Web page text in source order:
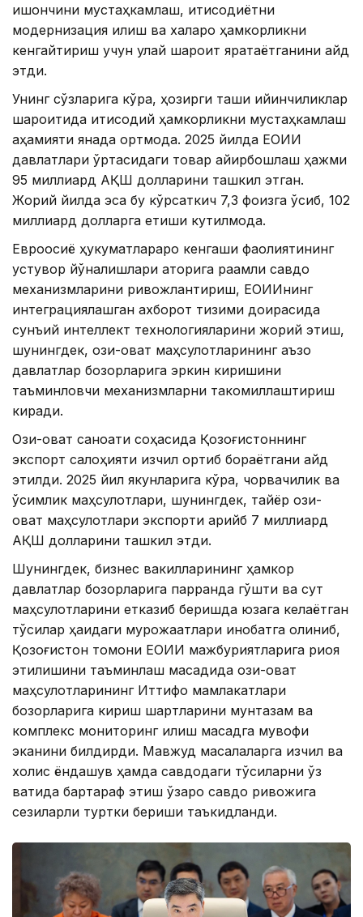
ишончини мустаҳкамлаш, иқтисодиётни
модернизация қилиш ва халқаро ҳамкорликни
кенгайтириш учун қулай шароит яратаётганини қайд
этди.
Унинг сўзларига кўра, ҳозирги ташқи қийинчиликлар
шароитида иқтисодий ҳамкорликни мустаҳкамлаш
аҳамияти янада ортмоқда. 2025 йилда ЕОИИ
давлатлари ўртасидаги товар айирбошлаш ҳажми
95 миллиард АҚШ долларини ташкил этган.
Жорий йилда эса бу кўрсаткич 7,3 фоизга ўсиб, 102
миллиард долларга етиши кутилмоқда.
Евроосиё ҳукуматлараро кенгаши фаолиятининг
устувор йўналишлари қаторига рақамли савдо
механизмларини ривожлантириш, ЕОИИнинг
интеграциялашган ахборот тизими доирасида
сунъий интеллект технологияларини жорий этиш,
шунингдек, озиқ-овқат маҳсулотларининг аъзо
давлатлар бозорларига эркин киришини
таъминловчи механизмларни такомиллаштириш
киради.
Озиқ-овқат саноати соҳасида Қозоғистоннинг
экспорт салоҳияти изчил ортиб бораётгани қайд
этилди. 2025 йил якунларига кўра, чорвачилик ва
ўсимлик маҳсулотлари, шунингдек, тайёр озиқ-
овқат маҳсулотлари экспорти қарийб 7 миллиард
АҚШ долларини ташкил этди.
Шунингдек, бизнес вакилларининг ҳамкор
давлатлар бозорларига парранда гўшти ва сут
маҳсулотларини етказиб беришда юзага келаётган
тўсиқлар ҳақидаги мурожаатлари инобатга олиниб,
Қозоғистон томони ЕОИИ мажбуриятларига риоя
этилишини таъминлаш мақсадида озиқ-овқат
маҳсулотларининг Иттифоқ мамлакатлари
бозорларига кириш шартларини мунтазам ва
комплекс мониторинг қилиш мақсадга мувофиқ
эканини билдирди. Мавжуд масалаларга изчил ва
холис ёндашув ҳамда савдодаги тўсиқларни ўз
вақтида бартараф этиш ўзаро савдо ривожига
сезиларли туртки бериши таъкидланди.